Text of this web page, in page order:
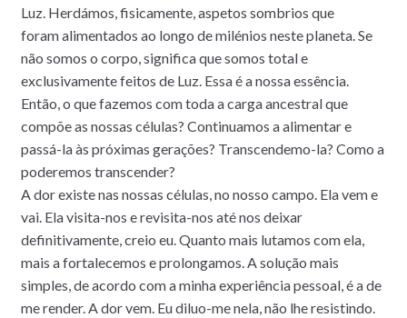
Luz. Herdámos, fisicamente, aspetos sombrios que
foram alimentados ao longo de milénios neste planeta. Se
não somos o corpo, significa que somos total e
exclusivamente feitos de Luz. Essa é a nossa essência.
Então, o que fazemos com toda a carga ancestral que
compõe as nossas células? Continuamos a alimentar e
passá-la às próximas gerações? Transcendemo-la? Como a
poderemos transcender?
A dor existe nas nossas células, no nosso campo. Ela vem e
vai. Ela visita-nos e revisita-nos até nos deixar
definitivamente, creio eu. Quanto mais lutamos com ela,
mais a fortalecemos e prolongamos. A solução mais
simples, de acordo com a minha experiência pessoal, é a de
me render. A dor vem. Eu diluo-me nela, não lhe resistindo.